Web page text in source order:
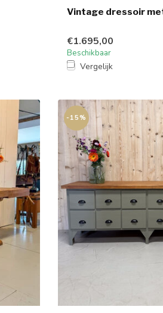
Vintage dressoir
€1.695,00
Beschikbaar
Vergelijk
-15%